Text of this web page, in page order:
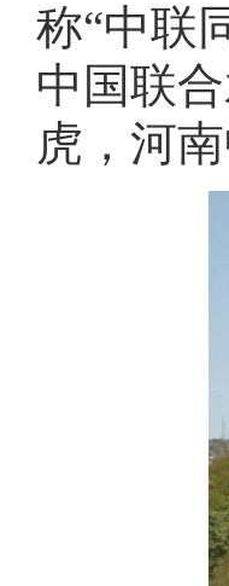
称“中联
中国联
虎，河